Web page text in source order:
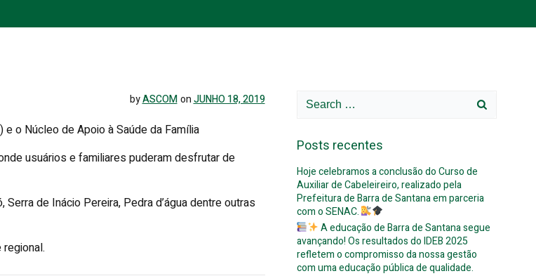
byASCOM onJUNHO 18, 2019
o Núcleo de Apoio à Saúde da Família
usuários e familiares puderam desfrutar de
de Inácio Pereira, Pedra d’água dentre outras
Search
Posts recentes
Hoje celebramos a conclusão do Curso de
Auxiliar de Cabeleireiro, realizado pela
Prefeitura de Barra de Santana em parceria
com o SENAC.
A educação de Barra de Santana segue
avançando! Os resultados do IDEB 2025
refletem o compromisso da nossa gestão
com uma educação pública de qualidade.